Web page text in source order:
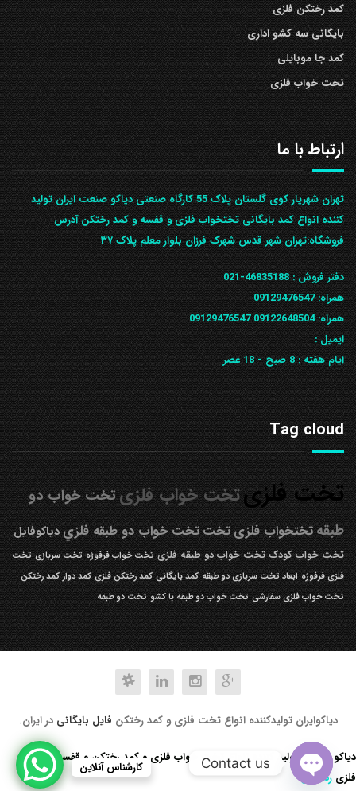
کمد رختکن فلزی
بایگانی سه کشو اداری
کمد جا موبایلی
تخت خواب فلزی
ارتباط با ما
تهران شهریار کوی گلستان پلاک 55 کارگاه صنعتی دیاکو صنعت ایران تولید
کننده انواع کمد بایگانی تختخواب فلزی و قفسه و کمد رختکن آدرس
ف‍روشگاه:تهران شهر قدس شهرک فرزان بلوار معلم پلاک ۳۷
دفتر فروش :46835188-021
همراه:09129476547
همراه: 09122648504
09129476547
ایمیل :
ایام هفته :8 صبح - 18 عصر
Tag cloud
تخت فلزیتخت خواب فلزیتخت خواب دو
طبقه تختخواب فلزیتختتخت خواب دو طبقه فلزيدیاکوفایل
تخت خواب کودک تخت خواب دو طبقه فلزی تخت خواب فرفوژه تخت سربازی تخت
فلزی فرفوژه ابعاد تخت سربازی دو طبقه کمد بایگانی کمد رختکن فلزی کمد دوار کمد رختکن
تخت خواب فلزی سفارشی تخت خواب دو طبقه با کشو تخت دو طبقه
دیاکوایران تولیدکننده انواع تخت فلزی و کمد رختکن فایل بایگانی در ایران.
کارشناس آنلاین
دیاکو صنعت تولید کننده انواع تخت خواب فلزی و کمد رختکن و قفسه کتابخانه
فلزی رد کردن
Contact us